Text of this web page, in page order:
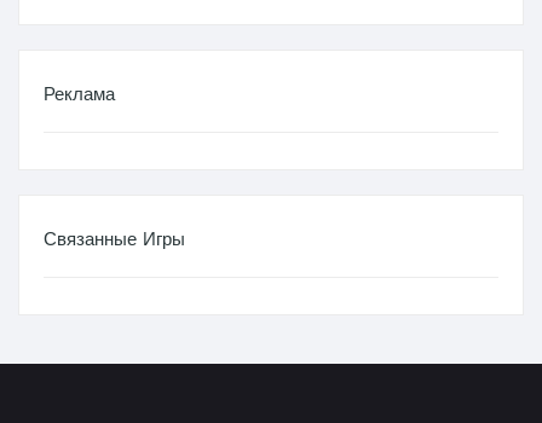
Реклама
Связанные Игры